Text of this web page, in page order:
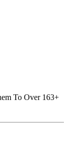
To Over 163+